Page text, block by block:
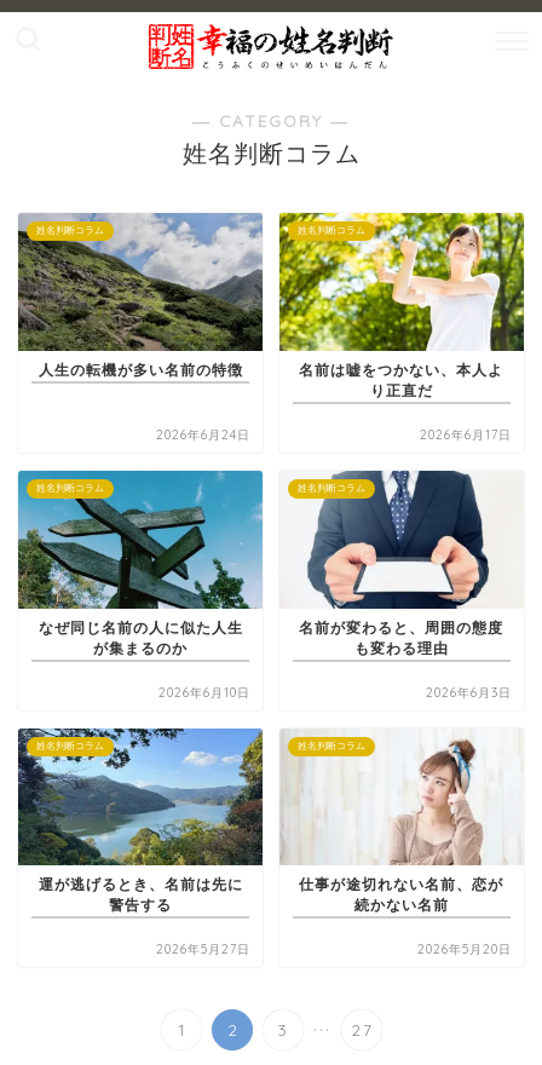
― CATEGORY ―
姓名判断コラム
姓名判断コラム
人生の転機が多い名前の特徴
2026年6月24日
姓名判断コラム
名前は嘘をつかない、本人よ
り正直だ
2026年6月17日
姓名判断コラム
なぜ同じ名前の人に似た人生
が集まるのか
2026年6月10日
姓名判断コラム
名前が変わると、周囲の態度
も変わる理由
2026年6月3日
姓名判断コラム
運が逃げるとき、名前は先に
警告する
2026年5月27日
姓名判断コラム
仕事が途切れない名前、恋が
続かない名前
2026年5月20日
1 2 3 ... 27